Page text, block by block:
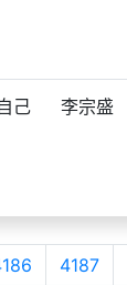
己
李宗盛
4187